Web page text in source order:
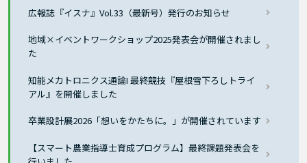
広報誌『イスナ』Vol.33（最新号）発行のお知らせ
地域×イベントワークショップ2025発表会が開催されまし
た
知能メカトロニクス通論I 最終競技『屋根雪下ろしトライ
アル』を開催しました
卒業設計展2026「想いをかたちに。」が開催されています
【スマート農業指導士育成プログラム】最終課題発表会を